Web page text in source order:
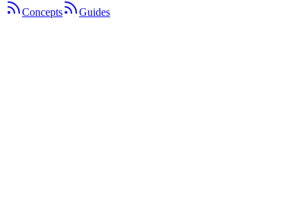
Concepts
Guides